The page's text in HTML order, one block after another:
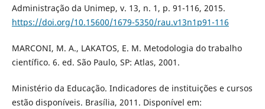
Administração da Unimep, v. 13, n. 1, p. 91-116, 2015.
https://doi.org/10.15600/1679-5350/rau.v13n1p91-116
MARCONI, M. A., LAKATOS, E. M. Metodologia do trabalho
científico. 6. ed. São Paulo, SP: Atlas, 2001.
Ministério da Educação. Indicadores de instituições e cursos
estão disponíveis. Brasília, 2011. Disponível em: